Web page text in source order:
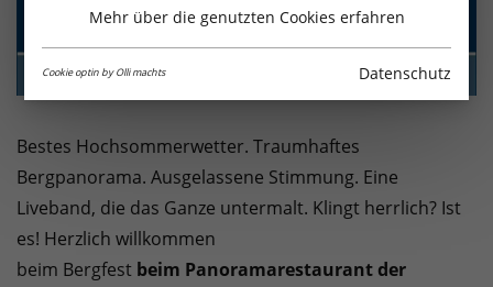
Bestes Hochsommerwetter. Traumhaftes
Bergpanorama. Ausgelassene Stimmung. Eine
Liveband, die das Ganze untermalt. Klingt herrlich? Ist
es! Herzlich willkommen
beim Bergfest beim Panoramarestaurant der
Mehr über die genutzten Cookies erfahren
Cookie optin by Olli machts Datenschutz